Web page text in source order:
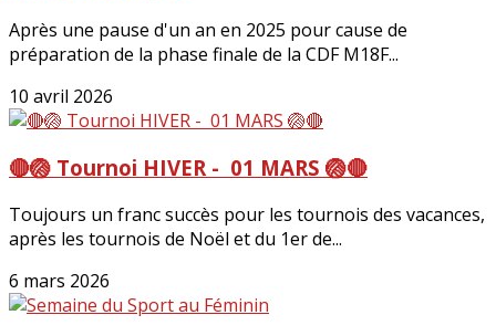
Après une pause d'un an en 2025 pour cause de
préparation de la phase finale de la CDF M18F...
10 avril 2026
🔴🏐 Tournoi HIVER - 01 MARS 🏐🔴
Toujours un franc succès pour les tournois des vacances,
après les tournois de Noël et du 1er de...
6 mars 2026